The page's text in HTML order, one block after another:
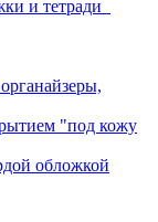
и тетради
"под кожу
обложкой